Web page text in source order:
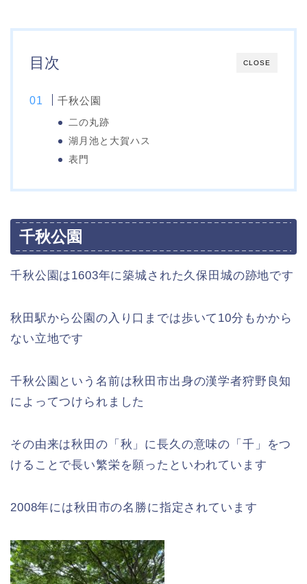
CLOSE
目次
千秋公園
二の丸跡
湖月池と大賀ハス
表門
千秋公園
千秋公園は1603年に築城された久保田城の跡地です
秋田駅から公園の入り口までは歩いて10分もかから
ない立地です
千秋公園という名前は秋田市出身の漢学者狩野良知
によってつけられました
その由来は秋田の「秋」に長久の意味の「千」をつ
けることで長い繁栄を願ったといわれています
2008年には秋田市の名勝に指定されています